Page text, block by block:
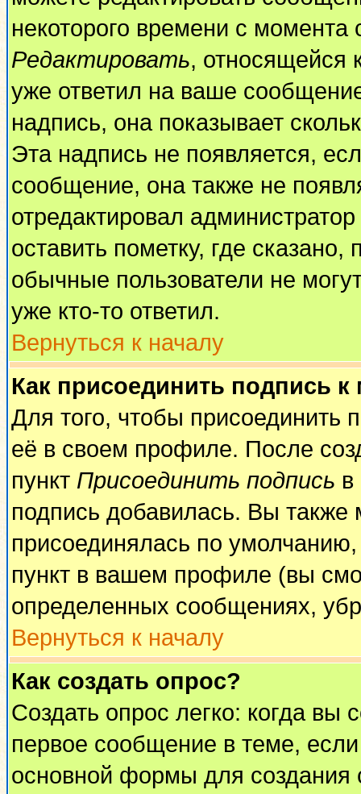
некоторого времени с
Редактировать, относящейся
уже ответил на ваше
надпись, она показывает
Эта надпись не появляется,
сообщение, она также не
отредактировал
оставить пометку, где
обычные пользователи не
уже кто-то ответил.
Вернуться к началу
Как присоединить подпись
Для того, чтобы присоединить
её в своем профиле. После
пункт Присоединить подпись
подпись добавилась. Вы также
присоединялась по
пункт в вашем профиле (вы
определенных сообщениях,
Вернуться к началу
Как создать опрос?
Создать опрос легко: когда вы
первое сообщение в теме,
основной формы для